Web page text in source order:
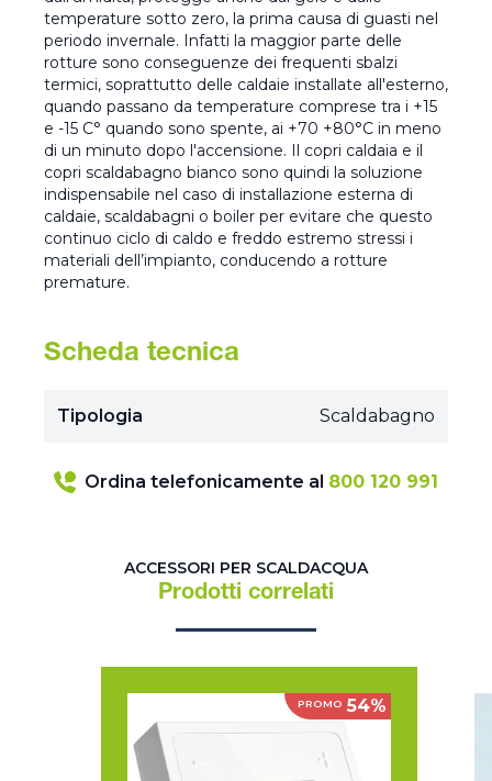
temperature sotto zero, la prima causa di guasti nel
periodo invernale. Infatti la maggior parte delle
rotture sono conseguenze dei frequenti sbalzi
termici, soprattutto delle caldaie installate all'esterno,
quando passano da temperature comprese tra i +15
e -15 C° quando sono spente, ai +70 +80°C in meno
di un minuto dopo l'accensione. Il copri caldaia e il
copri scaldabagno bianco sono quindi la soluzione
indispensabile nel caso di installazione esterna di
caldaie, scaldabagni o boiler per evitare che questo
continuo ciclo di caldo e freddo estremo stressi i
materiali dell’impianto, conducendo a rotture
premature.
Scheda tecnica
Tipologia Scaldabagno
Ordina telefonicamente al 800 120 991
ACCESSORI PER SCALDACQUA
Prodotti correlati
PROMO 54%